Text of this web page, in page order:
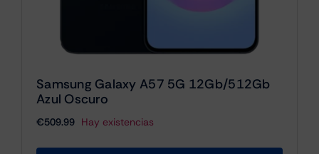
Samsung Galaxy A57 5G 12Gb/512Gb
Azul Oscuro
€509.99 Hay existencias